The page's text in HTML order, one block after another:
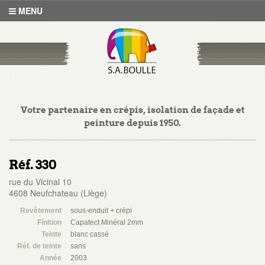
MENU
Votre partenaire en crépis, isolation de façade et
peinture depuis 1950.
Réf. 330
rue du Vicinal 10
4608 Neufchateau (Liège)
Revêtement
sous-enduit + crépi
Finition
Capatect Minéral 2mm
Teinte
blanc cassé
Réf. de teinte
sans
Année
2003